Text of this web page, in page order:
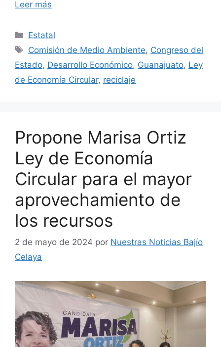
Leer más
Categorías
Estatal
Etiquetas
Comisión de Medio Ambiente, Congreso del
Estado, Desarrollo Económico, Guanajuato, Ley
de Economía Circular, reciclaje
Propone Marisa Ortiz
Ley de Economía
Circular para el mayor
aprovechamiento de
los recursos
2 de mayo de 2024 por Nuestras Noticias Bajío
Celaya